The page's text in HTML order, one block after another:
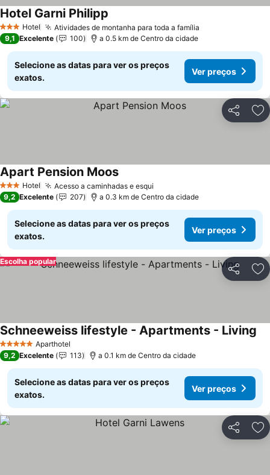
3 EstrelasHotel Atividades de montanha para toda a família
Hotel Garni Philipp
9,1 Excelente 100 a 0.5 km de Centro da cidade
Selecione as datas para ver os preços
exatos.
Ver preços
Partilhar
3 EstrelasHotel Acesso a caminhadas e esqui
Apart Pension Moos
9,2 Excelente 207 a 0.3 km de Centro da cidade
Selecione as datas para ver os preços
exatos.
Ver preços
Partilhar
Escolha popular
5 Estrelas Aparthotel
Schneeweiss lifestyle - Apartments - Living
9,2 Excelente 113 a 0.1 km de Centro da cidade
Selecione as datas para ver os preços
exatos.
Ver preços
Partilhar